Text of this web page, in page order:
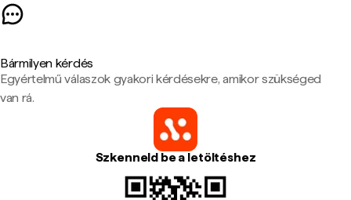
Bármilyen kérdés
Egyértelmű válaszok gyakori kérdésekre, amikor szükséged
van rá.
Szkenneld be a letöltéshez